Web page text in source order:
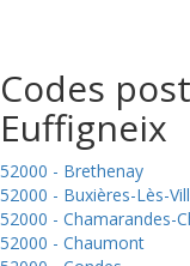
Codes
Euffigneix
52000 - Brethenay
52000 - Buxières-Lès-
52000 - Chamarandes-
52000 - Chaumont